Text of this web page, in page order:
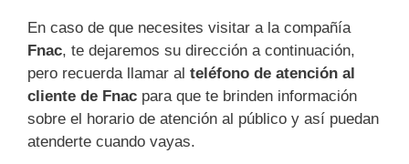
En caso de que necesites visitar a la compañía
Fnac, te dejaremos su dirección a continuación,
pero recuerda llamar al teléfono de atención al
cliente de Fnac para que te brinden información
sobre el horario de atención al público y así puedan
atenderte cuando vayas.